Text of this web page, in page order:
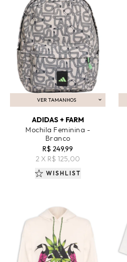
VER TAMANHOS
ADICIONAR AO CARRINHO
ADIDAS + FARM
Mochila Feminina -
Branco
R$ 249,99
2 X R$ 125,00
WISHLIST